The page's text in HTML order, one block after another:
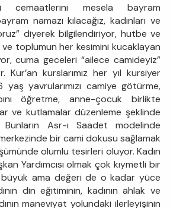
cemaatlerini mesela bayram
namazı kılacağız, kadınları ve
diyerek bilgilendiriyor, hutbe ve
toplumun her kesimini kucaklayan
cuma geceleri “ailece camideyiz”
Kur’an kurslarımız her yıl kursiyer
yaş yavrularımızı camiye götürme,
öğretme, anne-çocuk birlikte
ve kutlamalar düzenleme şeklinde
Asr-ı Saadet modelinde
bir cami dokusu sağlamak
olumlu tesirleri oluyor. Kadın
Yardımcısı olmak çok kıymetli bir
büyük ama değeri de o kadar yüce
din eğitiminin, kadının ahlak ve
maneviyat yolundaki ilerleyişinin